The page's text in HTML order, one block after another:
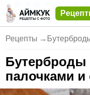
Рецепты →
Бутерброды
палочками